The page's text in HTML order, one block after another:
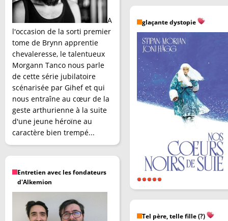
A
l'occasion de la sorti premier
tome de Brynn apprentie
chevaleresse, le talentueux
Morgann Tanco nous parle
de cette série jubilatoire
scénarisée par Gihef et qui
nous entraîne au cœur de la
geste arthurienne à la suite
d'une jeune héroïne au
caractère bien trempé...
Entretien avec les fondateurs
d'Alkemion
glaçante dystopie
Tel père, telle fille (?)